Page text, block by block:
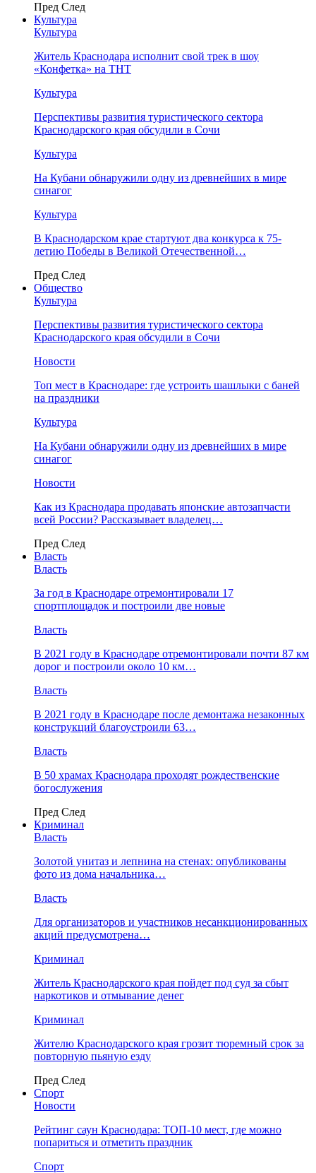
Пред След
Культура
Культура
Житель Краснодара исполнит свой трек в шоу
«Конфетка» на ТНТ
Культура
Перспективы развития туристического сектора
Краснодарского края обсудили в Сочи
Культура
На Кубани обнаружили одну из древнейших в мире
синагог
Культура
В Краснодарском крае стартуют два конкурса к 75-
летию Победы в Великой Отечественной…
Пред След
Общество
Культура
Перспективы развития туристического сектора
Краснодарского края обсудили в Сочи
Новости
Топ мест в Краснодаре: где устроить шашлыки с баней
на праздники
Культура
На Кубани обнаружили одну из древнейших в мире
синагог
Новости
Как из Краснодара продавать японские автозапчасти
всей России? Рассказывает владелец…
Пред След
Власть
Власть
За год в Краснодаре отремонтировали 17
спортплощадок и построили две новые
Власть
В 2021 году в Краснодаре отремонтировали почти 87 км
дорог и построили около 10 км…
Власть
В 2021 году в Краснодаре после демонтажа незаконных
конструкций благоустроили 63…
Власть
В 50 храмах Краснодара проходят рождественские
богослужения
Пред След
Криминал
Власть
​Золотой унитаз и лепнина на стенах: опубликованы
фото из дома начальника…
Власть
Для организаторов и участников несанкционированных
акций предусмотрена…
Криминал
Житель Краснодарского края пойдет под суд за сбыт
наркотиков и отмывание денег
Криминал
Жителю Краснодарского края грозит тюремный срок за
повторную пьяную езду
Пред След
Спорт
Новости
Рейтинг саун Краснодара: ТОП-10 мест, где можно
попариться и отметить праздник
Спорт